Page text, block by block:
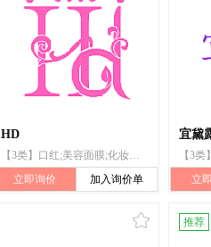
HD
【3类】口红;美容面膜;化妆品;增白霜;洗发液;护发素;洗发粉;洗面奶;浴液;香精油
立即询价
加入询价单
宜黛
立
推荐